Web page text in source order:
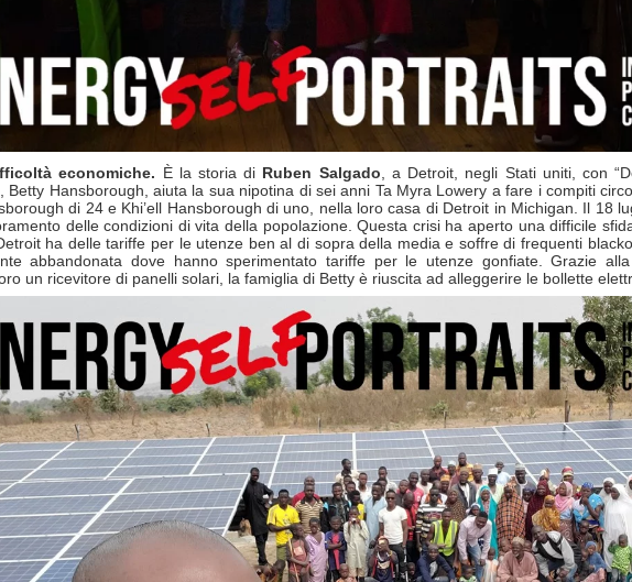
economiche. È la storia di Ruben Salgado , a Detroit, negli Stati uniti, con
Hansborough, aiuta la sua nipotina di sei anni Ta Myra Lowery a fare i compiti
di 24 e Khi’ell Hansborough di uno, nella loro casa di Detroit in Michigan. Il 18
delle condizioni di vita della popolazione. Questa crisi ha aperto una difficile
ha delle tariffe per le utenze ben al di sopra della media e soffre di frequenti
abbandonata dove hanno sperimentato tariffe per le utenze gonfiate. Grazie
un ricevitore di panelli solari, la famiglia di Betty è riuscita ad alleggerire le bollette